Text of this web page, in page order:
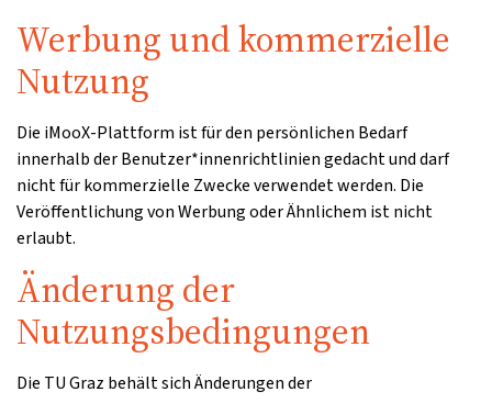
Werbung und kommerzielle
Nutzung
Die iMooX-Plattform ist für den persönlichen Bedarf
innerhalb der Benutzer*innenrichtlinien gedacht und darf
nicht für kommerzielle Zwecke verwendet werden. Die
Veröffentlichung von Werbung oder Ähnlichem ist nicht
erlaubt.
Änderung der
Nutzungsbedingungen
Die TU Graz behält sich Änderungen der